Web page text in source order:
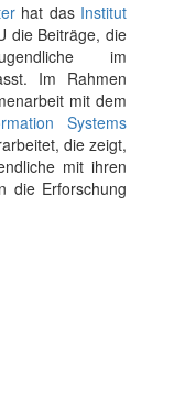
hat das Institut
die Beiträge, die
im
Im Rahmen
mit dem
Systems
die zeigt,
mit ihren
die Erforschung